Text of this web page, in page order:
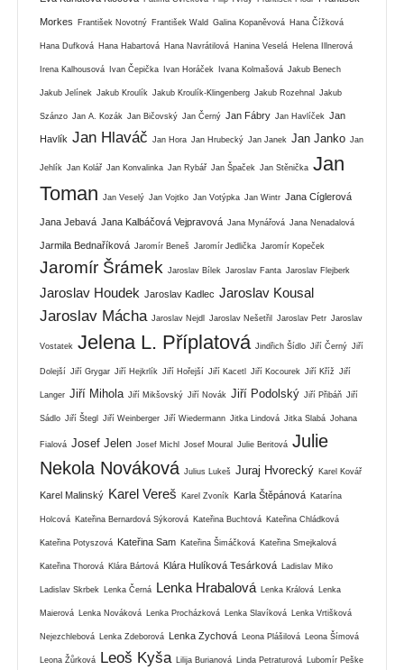
Morkes František Novotný František Wald Galina Kopaněvová Hana Čížková
Hana Dufková Hana Habartová Hana Navrátilová Hanina Veselá Helena Illnerová
Irena Kalhousová Ivan Čepička Ivan Horáček Ivana Kolmašová Jakub Benech
Jakub Jelínek Jakub Kroulík Jakub Kroulík-Klingenberg Jakub Rozehnal Jakub
Szánzo Jan A. Kozák Jan Bičovský Jan Černý Jan Fábry Jan Havlíček Jan
Havlík Jan Hlaváč Jan Hora Jan Hrubecký Jan Janek Jan Janko Jan
Jehlík Jan Kolář Jan Konvalinka Jan Rybář Jan Špaček Jan Stěnička Jan
Toman
Jan Veselý Jan Vojtko Jan Votýpka Jan Wintr Jana Cíglerová
Jana Jebavá Jana Kalbáčová Vejpravová Jana Mynářová Jana Nenadalová
Jarmila Bednaříková Jaromír Beneš Jaromír Jedlička Jaromír Kopeček
Jaromír Šrámek Jaroslav Bílek Jaroslav Fanta Jaroslav Flejberk
Jaroslav Houdek Jaroslav Kadlec Jaroslav Kousal
Jaroslav Mácha Jaroslav Nejdl Jaroslav Nešetřil Jaroslav Petr Jaroslav
Vostatek Jelena L. Příplatová Jindřich Šídlo Jiří Černý Jiří
Dolejší Jiří Grygar Jiří Hejkrlík Jiří Hořejší Jiří Kacetl Jiří Kocourek Jiří Kříž Jiří
Langer Jiří Mihola Jiří Mikšovský Jiří Novák Jiří Podolský Jiří Přibáň Jiří
Sádlo Jiří Štegl Jiří Weinberger Jiří Wiedermann Jitka Lindová Jitka Slabá Johana
Fialová Josef Jelen Josef Michl Josef Moural Julie Beritová Julie
Nekola Nováková Julius Lukeš Juraj Hvorecký Karel Kovář
Karel Malinský Karel Vereš Karel Zvoník Karla Štěpánová Katarína
Holcová Kateřina Bernardová Sýkorová Kateřina Buchtová Kateřina Chládková
Kateřina Potyszová Kateřina Sam Kateřina Šimáčková Kateřina Smejkalová
Kateřina Thorová Klára Bártová Klára Hulíková Tesárková Ladislav Miko
Ladislav Skrbek Lenka Černá Lenka Hrabalová Lenka Králová Lenka
Maierová Lenka Nováková Lenka Procházková Lenka Slavíková Lenka Vrtišková
Nejezchlebová Lenka Zdeborová Lenka Zychová Leona Plášilová Leona Šímová
Leona Žůrková Leoš Kyša Lilija Burianová Linda Petraturová Lubomír Peške